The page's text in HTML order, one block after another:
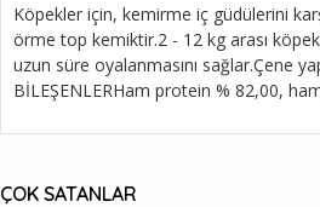
Köpekler için, kemirme iç güdülerini
örme top kemiktir.2 - 12 kg arası
uzun süre oyalanmasını sağlar.Çene
BİLEŞENLERHam protein % 82,00,
ÇOK SATANLAR